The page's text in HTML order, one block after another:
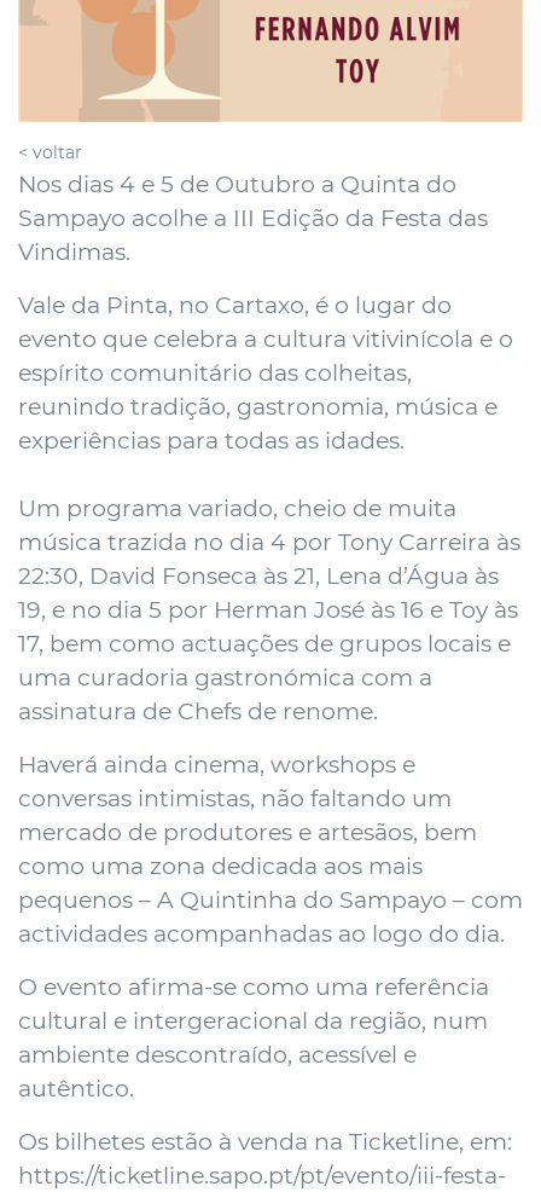
< voltar
Nos dias 4 e 5 de Outubro a Quinta do
Sampayo acolhe a III Edição da Festa das
Vindimas.
Vale da Pinta, no Cartaxo, é o lugar do
evento que celebra a cultura vitivinícola e o
espírito comunitário das colheitas,
reunindo tradição, gastronomia, música e
experiências para todas as idades.
Um programa variado, cheio de muita
música trazida no dia 4 por Tony Carreira às
22:30, David Fonseca às 21, Lena d’Água às
19, e no dia 5 por Herman José às 16 e Toy às
17, bem como actuações de grupos locais e
uma curadoria gastronómica com a
assinatura de Chefs de renome.
Haverá ainda cinema, workshops e
conversas intimistas, não faltando um
mercado de produtores e artesãos, bem
como uma zona dedicada aos mais
pequenos – A Quintinha do Sampayo – com
actividades acompanhadas ao logo do dia.
O evento afirma-se como uma referência
cultural e intergeracional da região, num
ambiente descontraído, acessível e
autêntico.
Os bilhetes estão à venda na Ticketline, em:
https://ticketline.sapo.pt/pt/evento/iii-festa-